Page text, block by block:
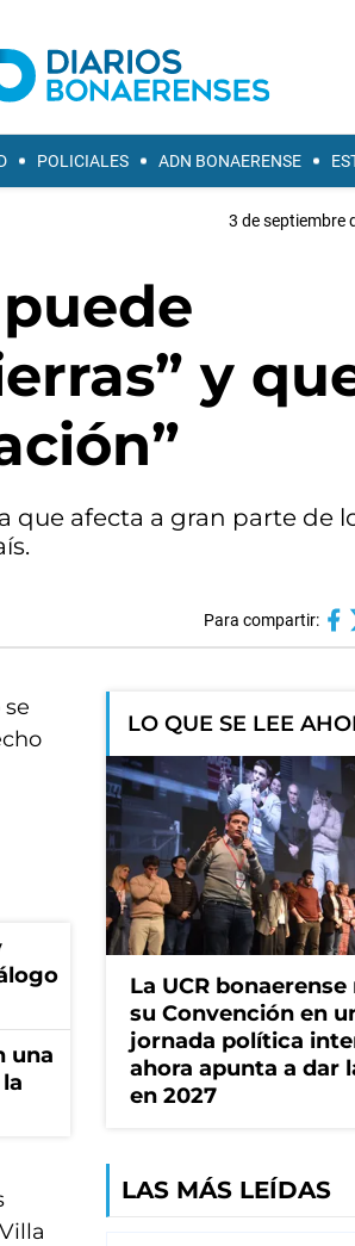
POLICIALES ADN BONAERENSE
3 de septiembre
y
que afecta a gran parte de
Para compartir:
una
LO QUE SE LEE
La UCR
su Convención en
jornada política
ahora apunta a dar
en 2027
LAS MÁS LEÍDAS